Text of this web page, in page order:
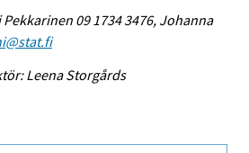
09 1734 3476, Johanna
Leena Storgårds